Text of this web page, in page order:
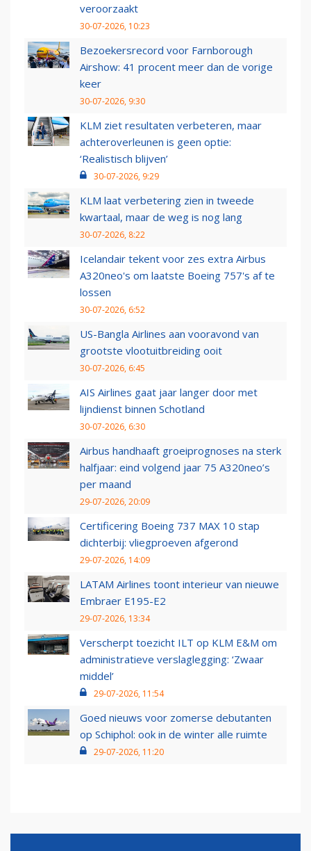
veroorzaakt
30-07-2026, 10:23
Bezoekersrecord voor Farnborough
Airshow: 41 procent meer dan de vorige
keer
30-07-2026, 9:30
KLM ziet resultaten verbeteren, maar
achteroverleunen is geen optie:
‘Realistisch blijven’
30-07-2026, 9:29
KLM laat verbetering zien in tweede
kwartaal, maar de weg is nog lang
30-07-2026, 8:22
Icelandair tekent voor zes extra Airbus
A320neo's om laatste Boeing 757's af te
lossen
30-07-2026, 6:52
US-Bangla Airlines aan vooravond van
grootste vlootuitbreiding ooit
30-07-2026, 6:45
AIS Airlines gaat jaar langer door met
lijndienst binnen Schotland
30-07-2026, 6:30
Airbus handhaaft groeiprognoses na sterk
halfjaar: eind volgend jaar 75 A320neo’s
per maand
29-07-2026, 20:09
Certificering Boeing 737 MAX 10 stap
dichterbij: vliegproeven afgerond
29-07-2026, 14:09
LATAM Airlines toont interieur van nieuwe
Embraer E195-E2
29-07-2026, 13:34
Verscherpt toezicht ILT op KLM E&M om
administratieve verslaglegging: ‘Zwaar
middel’
29-07-2026, 11:54
Goed nieuws voor zomerse debutanten
op Schiphol: ook in de winter alle ruimte
29-07-2026, 11:20